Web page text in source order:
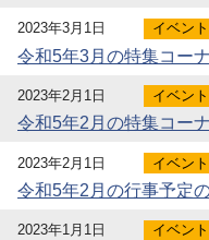
2023年3月1日 イベント
令和5年3月の特集コー
2023年2月1日 イベント
令和5年2月の特集コー
2023年2月1日 イベント
令和5年2月の行事予定
2023年1月1日 イベント